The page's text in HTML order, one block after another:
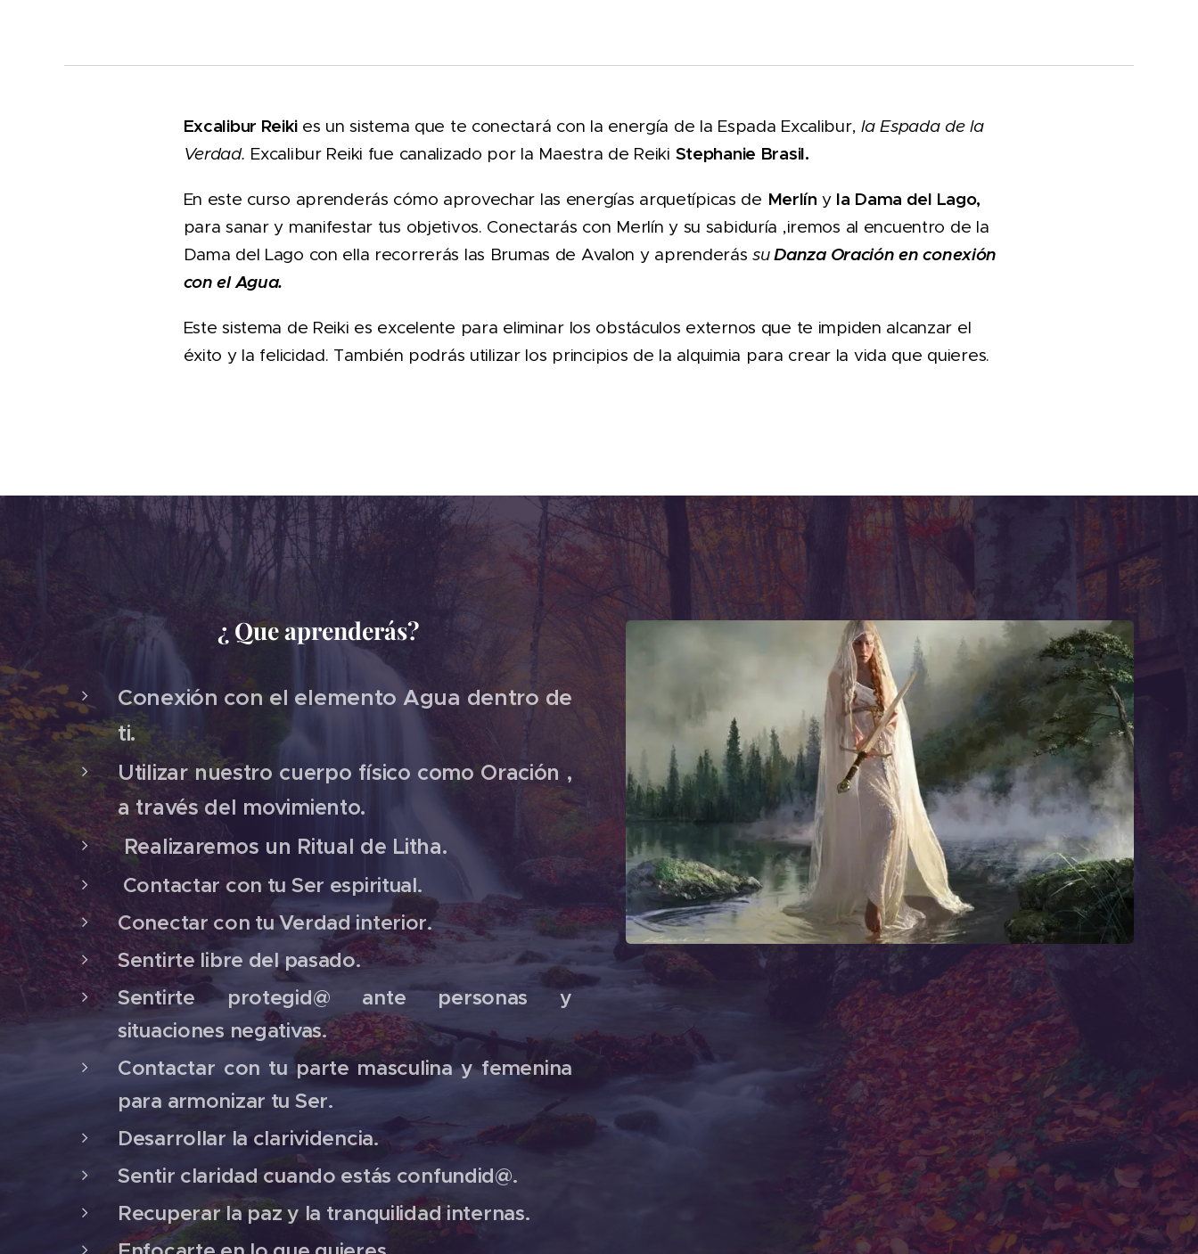
Excalibur Reikies un sistema que te conectará con la energía de la Espada Excalibur, la Espada de la
Verdad. Excalibur Reiki fue canalizado por la Maestra de Reiki Stephanie Brasil.
En este curso aprenderás cómo aprovechar las energías arquetípicas de Merlín y la Dama del Lago,
para sanar y manifestar tus objetivos. Conectarás con Merlín y su sabiduría ,iremos al encuentro de la
Dama del Lago con ella recorrerás las Brumas de Avalon y aprenderássuDanza Oración en conexión
con el Agua.
Este sistema de Reiki es excelente para eliminar los obstáculos externos que te impiden alcanzar el
éxito y la felicidad. También podrás utilizar los principios de la alquimia para crear la vida que quieres.
¿ Que aprenderás?
Conexión con el elemento Agua dentro de
ti.
Utilizar nuestro cuerpo físico como Oración ,
a través del movimiento.
Realizaremos un Ritual de Litha.
Contactar con tu Ser espiritual.
Conectar con tu Verdad interior.
Sentirte libre del pasado.
Sentirte protegid@ ante personas y
situaciones negativas.
Contactar con tu parte masculina y femenina
para armonizar tu Ser.
Desarrollar la clarividencia.
Sentir claridad cuando estás confundid@.
Recuperar la paz y la tranquilidad internas.